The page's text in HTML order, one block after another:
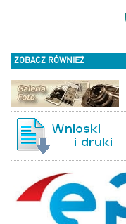
ZOBACZ RÓWNIEŻ